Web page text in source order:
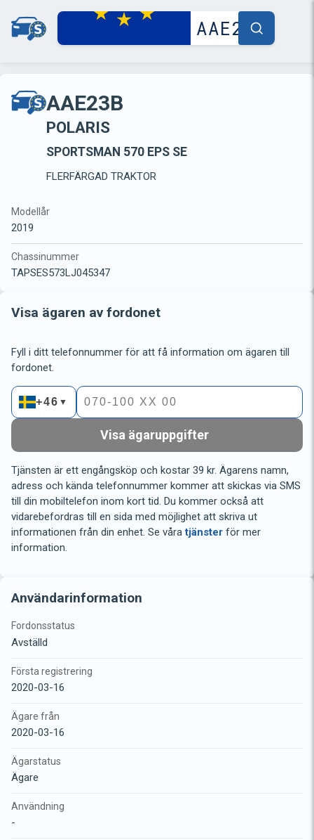
AAE23B
POLARIS
SPORTSMAN 570 EPS SE
FLERFÄRGAD TRAKTOR
Modellår
2019
Chassinummer
TAPSES573LJ045347
Visa ägaren av fordonet
Fyll i ditt telefonnummer för att få information om ägaren till
fordonet.
+46 ▼
Visa ägaruppgifter
Tjänsten är ett engångsköp och kostar 39 kr. Ägarens namn,
adress och kända telefonnummer kommer att skickas via SMS
till din mobiltelefon inom kort tid. Du kommer också att
vidarebefordras till en sida med möjlighet att skriva ut
informationen från din enhet. Se våratjänster för mer
information.
Användarinformation
Fordonsstatus
Avställd
Första registrering
2020-03-16
Ägare från
2020-03-16
Ägarstatus
Ägare
Användning
-